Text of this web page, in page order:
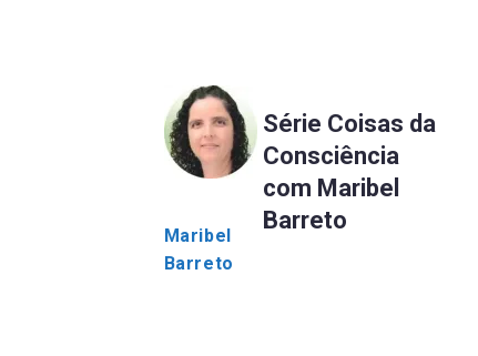
Maribel
Barreto
Série Coisas da
Consciência
com Maribel
Barreto